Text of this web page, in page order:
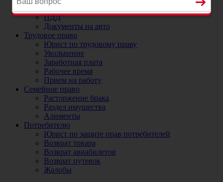
ПДД
Документы на авто
Трудовое право
Юрист по трудовому праву
Увольнение
Заработная плата
Рабочее время
Прием на работу
Семейное право
Расторжение брака
Раздел имущества
Алименты
Потребителю
Юрист по защите прав потребителей
Возврат товара
Возврат авиабилетов
Возврат путевок
Жалобы